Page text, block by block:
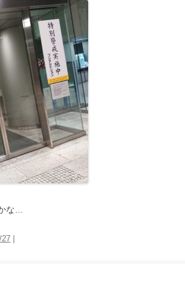
な…
27